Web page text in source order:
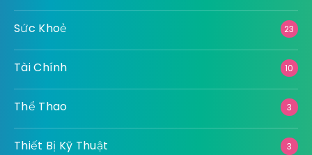
Sức Khoẻ 23
Tài Chính 10
Thể Thao 3
Thiết Bị Kỹ Thuật 3